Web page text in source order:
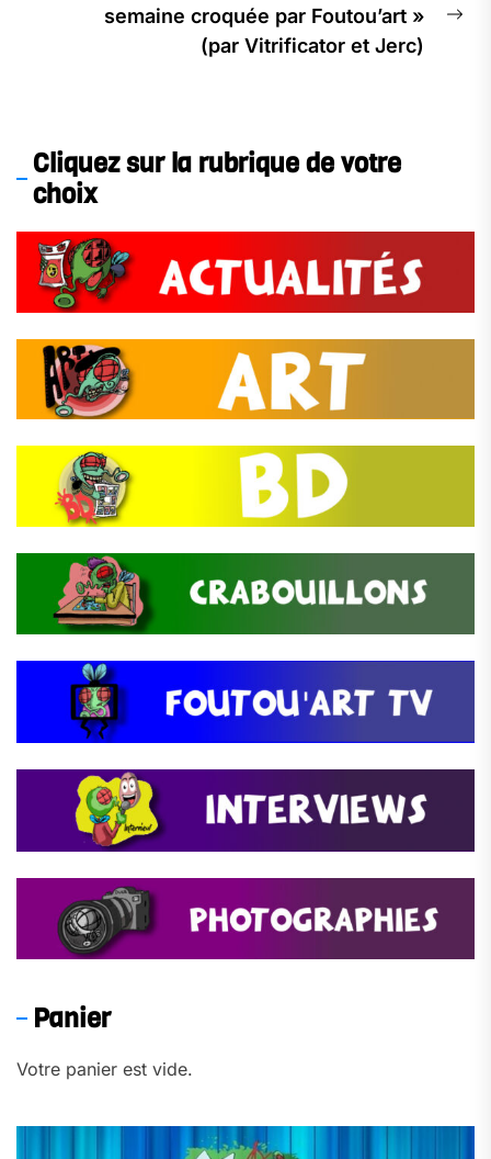
semaine croquée par Foutou’art »
(par Vitrificator et Jerc)
Cliquez sur la rubrique de votre
choix
Panier
Votre panier est vide.